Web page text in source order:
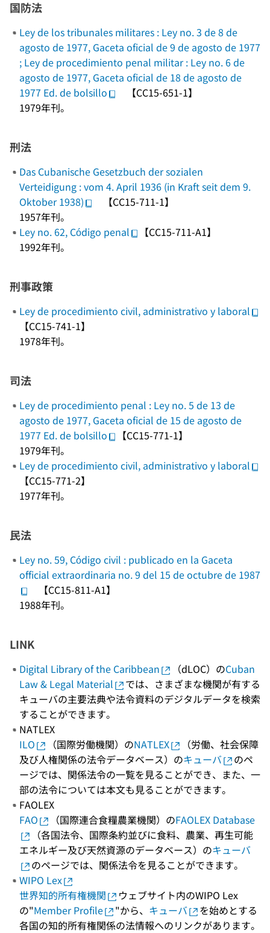
国防法
Ley de los tribunales militares : Ley no. 3 de 8 de
agosto de 1977, Gaceta oficial de 9 de agosto de 1977
; Ley de procedimiento penal militar : Ley no. 6 de
agosto de 1977, Gaceta oficial de 18 de agosto de
1977 Ed. de bolsillo
【CC15-651-1】
1979年刊。
刑法
Das Cubanische Gesetzbuch der sozialen
Verteidigung : vom 4. April 1936 (in Kraft seit dem 9.
Oktober 1938)
【CC15-711-1】
1957年刊。
Ley no. 62, Código penal
【CC15-711-A1】
1992年刊。
刑事政策
Ley de procedimiento civil, administrativo y laboral
【CC15-741-1】
1978年刊。
司法
Ley de procedimiento penal : Ley no. 5 de 13 de
agosto de 1977, Gaceta oficial de 15 de agosto de
1977 Ed. de bolsillo
【CC15-771-1】
1979年刊。
Ley de procedimiento civil, administrativo y laboral
【CC15-771-2】
1977年刊。
民法
Ley no. 59, Código civil : publicado en la Gaceta
official extraordinaria no. 9 del 15 de octubre de 1987
【CC15-811-A1】
1988年刊。
LINK
Digital Library of the Caribbean （dLOC）のCuban
Law & Legal Material
では、さまざまな機関が有する
キューバの主要法典や法令資料のデジタルデータを検索
することができます。
NATLEX
ILO
（国際労働機関）のNATLEX
（労働、社会保障
及び人権関係の法令データベース）のキューバ
のペ
ージでは、関係法令の一覧を見ることができ、また、一
部の法令については本文も見ることができます。
FAOLEX
FAO
（国際連合食糧農業機関）のFAOLEX Database
（各国法令、国際条約並びに食料、農業、再生可能
エネルギー及び天然資源のデータベース）のキューバ
のページでは、関係法令を見ることができます。
WIPO Lex
世界知的所有権機関
ウェブサイト内のWIPO Lex
の"Member Profile "から、 キューバ
を始めとする
各国の知的所有権関係の法情報へのリンクがあります。